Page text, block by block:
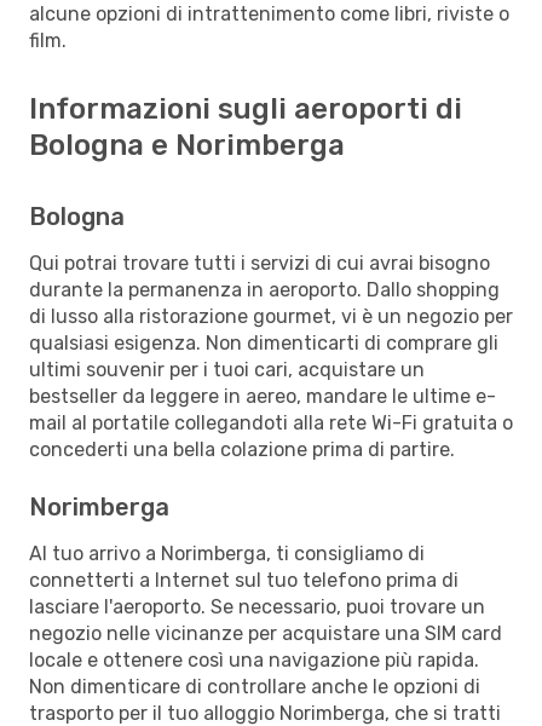
alcune opzioni di intrattenimento come libri, riviste o
film.
Informazioni sugli aeroporti di
Bologna e Norimberga
Bologna
Qui potrai trovare tutti i servizi di cui avrai bisogno
durante la permanenza in aeroporto. Dallo shopping
di lusso alla ristorazione gourmet, vi è un negozio per
qualsiasi esigenza. Non dimenticarti di comprare gli
ultimi souvenir per i tuoi cari, acquistare un
bestseller da leggere in aereo, mandare le ultime e-
mail al portatile collegandoti alla rete Wi-Fi gratuita o
concederti una bella colazione prima di partire.
Norimberga
Al tuo arrivo a Norimberga, ti consigliamo di
connetterti a Internet sul tuo telefono prima di
lasciare l'aeroporto. Se necessario, puoi trovare un
negozio nelle vicinanze per acquistare una SIM card
locale e ottenere così una navigazione più rapida.
Non dimenticare di controllare anche le opzioni di
trasporto per il tuo alloggio Norimberga, che si tratti